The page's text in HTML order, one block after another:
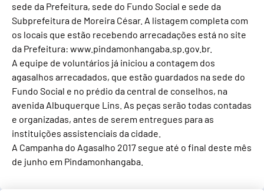
sede da Prefeitura, sede do Fundo Social e sede da
Subprefeitura de Moreira César. A listagem completa com
os locais que estão recebendo arrecadações está no site
da Prefeitura: www.pindamonhangaba.sp.gov.br.
A equipe de voluntários já iniciou a contagem dos
agasalhos arrecadados, que estão guardados na sede do
Fundo Social e no prédio da central de conselhos, na
avenida Albuquerque Lins. As peças serão todas contadas
e organizadas, antes de serem entregues para as
instituições assistenciais da cidade.
A Campanha do Agasalho 2017 segue até o final deste mês
de junho em Pindamonhangaba.